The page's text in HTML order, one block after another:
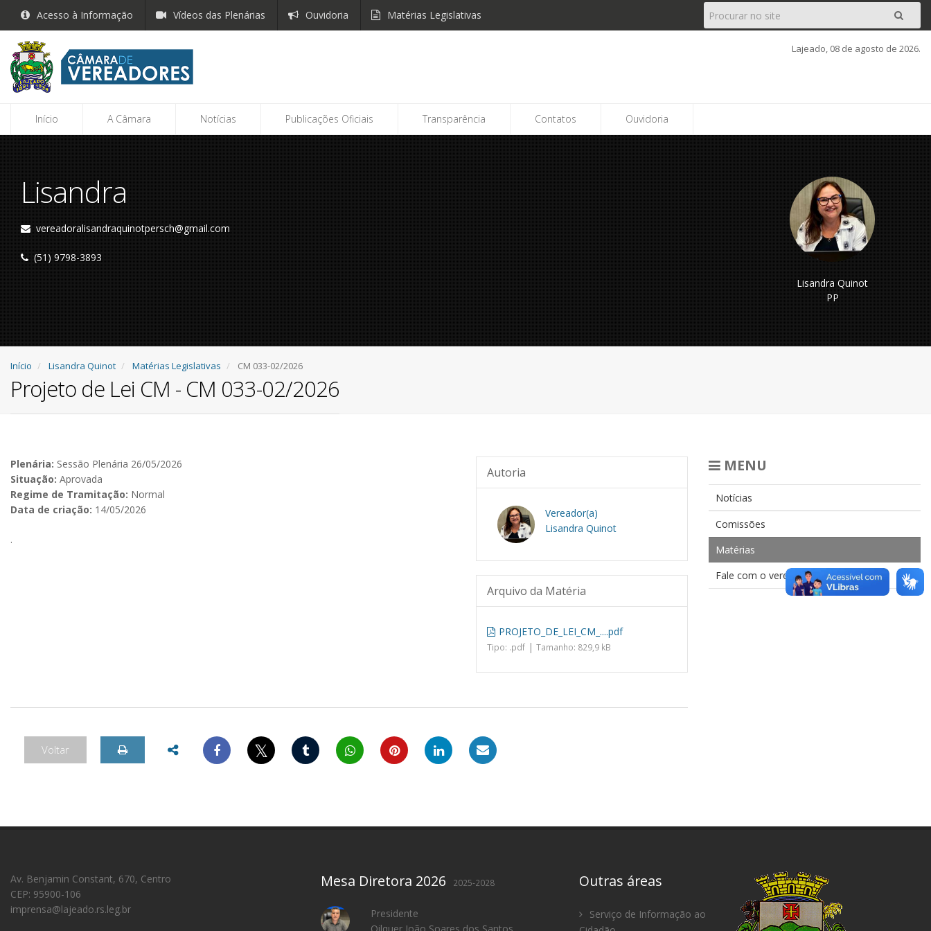
Acesso à Informação Vídeos das Plenárias Ouvidoria Matérias Legislativas Pesquisar
Lajeado, 08 de agosto de 2026.
Início A Câmara Notícias Publicações Oficiais Transparência Contatos Ouvidoria
Lisandra
vereadoralisandraquinotpersch@gmail.com
(51) 9798-3893
Lisandra Quinot
PP
Início Lisandra Quinot Matérias Legislativas CM 033-02/2026
Projeto de Lei CM - CM 033-02/2026
Plenária: Sessão Plenária 26/05/2026
Situação: Aprovada
Regime de Tramitação: Normal
Data de criação: 14/05/2026
.
Autoria
Vereador(a)
Lisandra Quinot
Arquivo da Matéria
PROJETO_DE_LEI_CM_....pdf
Tipo: .pdf | Tamanho: 829,9 kB
Voltar 𝕏
MENU
Notícias
Comissões
Matérias
Fale com o vereador
Av. Benjamin Constant, 670, Centro
CEP: 95900-106
imprensa@lajeado.rs.leg.br
Mesa Diretora 2026 2025-2028
Presidente
Oilquer João Soares dos Santos
Outras áreas
Serviço de Informação ao